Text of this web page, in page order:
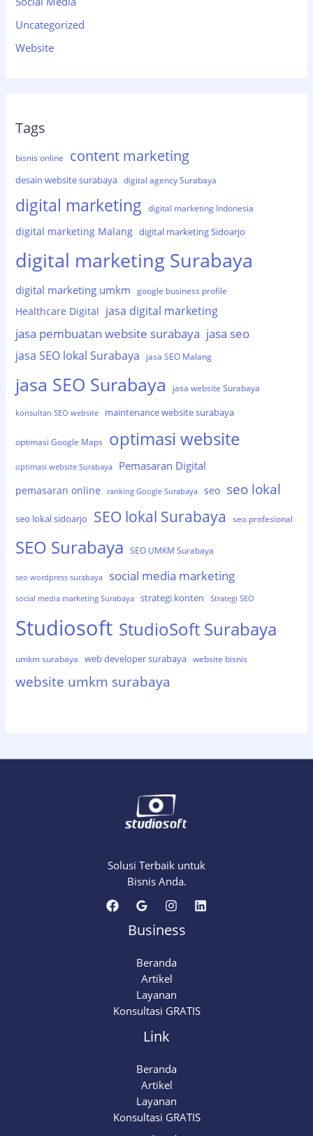
Uncategorized
Website
Tags
bisnis online content marketing
desain website surabaya digital agency Surabaya
digital marketing digital marketing Indonesia
digital marketing Malang digital marketing Sidoarjo
digital marketing Surabaya
digital marketing umkm google business profile
Healthcare Digital jasa digital marketing
jasa pembuatan website surabaya jasa seo
jasa SEO lokal Surabaya jasa SEO Malang
jasa SEO Surabaya jasa website Surabaya
konsultan SEO website maintenance website surabaya
optimasi Google Maps optimasi website
optimasi website Surabaya Pemasaran Digital
pemasaran online ranking Google Surabaya seo seo lokal
seo lokal sidoarjo SEO lokal Surabaya seo profesional
SEO Surabaya SEO UMKM Surabaya
seo wordpress surabaya social media marketing
social media marketing Surabaya strategi konten Strategi SEO
Studiosoft StudioSoft Surabaya
umkm surabaya web developer surabaya website bisnis
website umkm surabaya
Solusi Terbaik untuk
Bisnis Anda.
Business
Beranda
Artikel
Layanan
Konsultasi GRATIS
Link
Beranda
Artikel
Layanan
Konsultasi GRATIS